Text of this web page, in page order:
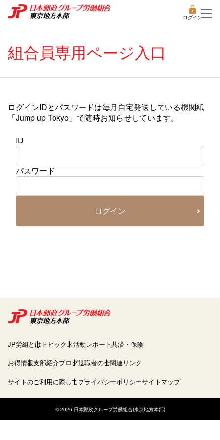
ログイン
組合員専用ページ入口
ログインIDとパスワードは毎月自宅発送している機関紙
「Jump up Tokyo」で随時お知らせしています。
ID
パスワード
ログイン
JP労組とは トピックス活動レポート共済・保険
お得情報支部紹介ブログ退職者の会関連リンク
サイトのご利用に際してプライバシーポリシーサイトマップ
© 2026 日本郵政グループ労働組合(東京地方本部)